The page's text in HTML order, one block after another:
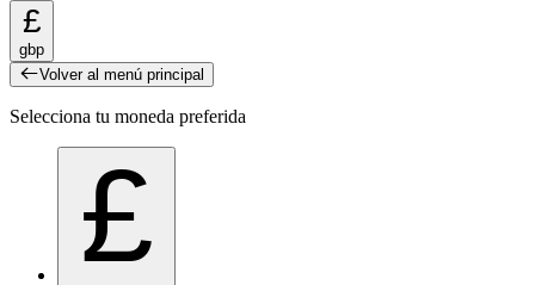
£
gbp
Volver al menú principal
Selecciona tu moneda preferida
£